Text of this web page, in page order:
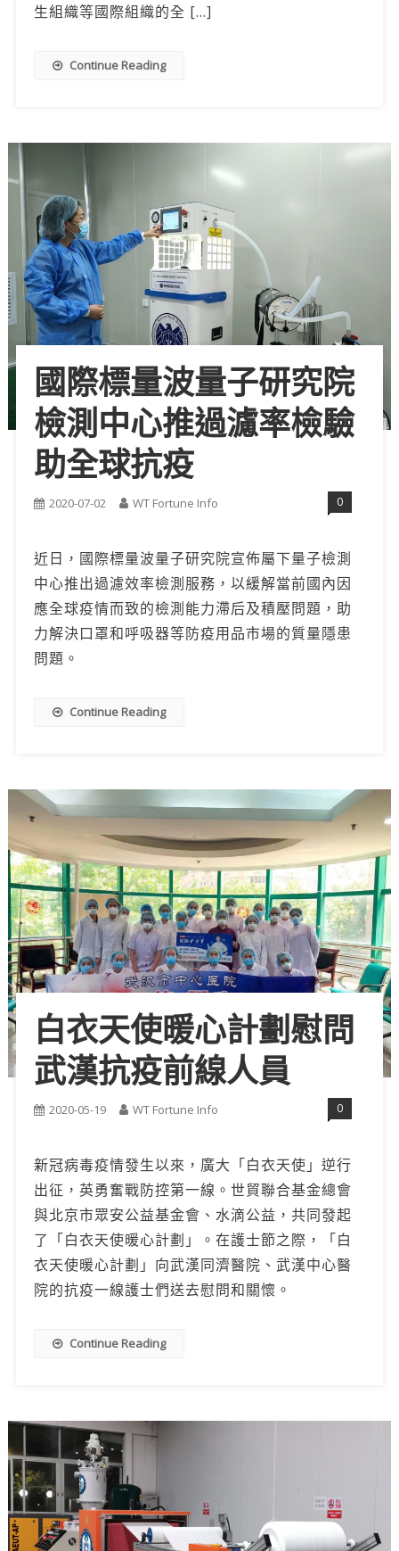
生組織等國際組織的全 […]
Continue Reading
國際標量波量子研究院
檢測中心推過濾率檢驗
助全球抗疫
2020-07-02 WT Fortune Info 0
近日，國際標量波量子研究院宣佈屬下量子檢測
中心推出過濾效率檢測服務，以緩解當前國內因
應全球疫情而致的檢測能力滯后及積壓問題，助
力解決口罩和呼吸器等防疫用品市場的質量隱患
問題。
Continue Reading
白衣天使暖心計劃慰問
武漢抗疫前線人員
2020-05-19 WT Fortune Info 0
新冠病毒疫情發生以來，廣大「白衣天使」逆行
出征，英勇奮戰防控第一線。世貿聯合基金總會
與北京市眾安公益基金會、水滴公益，共同發起
了「白衣天使暖心計劃」。在護士節之際，「白
衣天使暖心計劃」向武漢同濟醫院、武漢中心醫
院的抗疫一線護士們送去慰問和關懷。
Continue Reading